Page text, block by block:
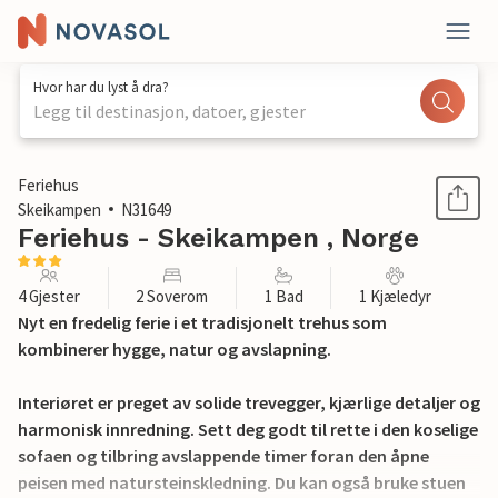
Hvor har du lyst å dra?
Legg til destinasjon, datoer, gjester
1 / 14
Feriehus
Skeikampen
N31649
Feriehus - Skeikampen , Norge
4 Gjester 2 Soverom 1 Bad 1 Kjæledyr
Nyt en fredelig ferie i et tradisjonelt trehus som
kombinerer hygge, natur og avslapning.
Interiøret er preget av solide trevegger, kjærlige detaljer og
harmonisk innredning. Sett deg godt til rette i den koselige
sofaen og tilbring avslappende timer foran den åpne
peisen med natursteinskledning. Du kan også bruke stuen